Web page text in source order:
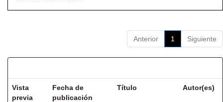
Anterior 1 Siguiente
Vista
previa
Fecha de
publicación
Título Autor(es)